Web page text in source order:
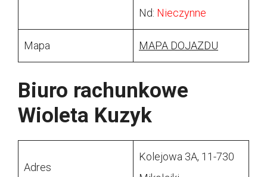
Nd: Nieczynne
Mapa MAPA DOJAZDU
Biuro rachunkowe
Wioleta Kuzyk
Adres
Kolejowa 3A, 11-730